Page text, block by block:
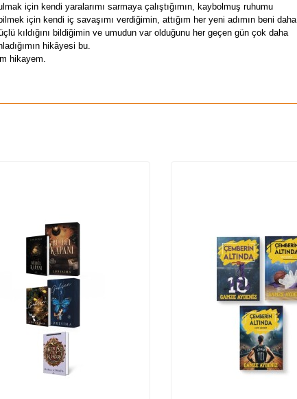
için kendi yaralarımı sarmaya çalıştığımın, kaybolmuş ruhumu
için kendi iç savaşımı verdiğimin, attığım her yeni adımın beni daha
kıldığını bildiğimin ve umudun var olduğunu her geçen gün çok daha
hikâyesi bu.
hikayem.